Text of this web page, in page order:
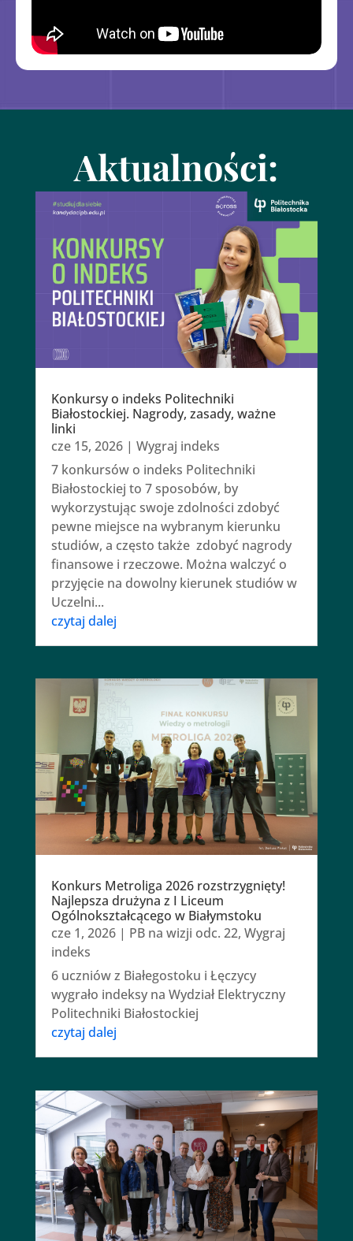
Aktualności:
Konkursy o indeks Politechniki
Białostockiej. Nagrody, zasady, ważne
linki
cze 15, 2026| Wygraj indeks
7 konkursów o indeks Politechniki
Białostockiej to 7 sposobów, by
wykorzystując swoje zdolności zdobyć
pewne miejsce na wybranym kierunku
studiów, a często także zdobyć nagrody
finansowe i rzeczowe. Można walczyć o
przyjęcie na dowolny kierunek studiów w
Uczelni...
czytaj dalej
Konkurs Metroliga 2026 rozstrzygnięty!
Najlepsza drużyna z I Liceum
Ogólnokształcącego w Białymstoku
cze 1, 2026| PB na wizji odc. 22, Wygraj
indeks
6 uczniów z Białegostoku i Łęczycy
wygrało indeksy na Wydział Elektryczny
Politechniki Białostockiej
czytaj dalej